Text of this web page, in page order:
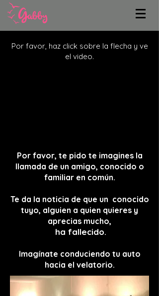
Por favor, haz click sobre la flecha y ve
el video.
Por favor, te pido te imagines la
llamada de un amigo, conocido o
familiar en común.
Te da la noticia de que un conocido
tuyo, alguien a quien quieres y
aprecias mucho,
ha fallecido.
Imagínate conduciendo tu auto
hacia el velatorio.